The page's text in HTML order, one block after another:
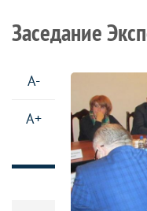
Заседание
A-
A+